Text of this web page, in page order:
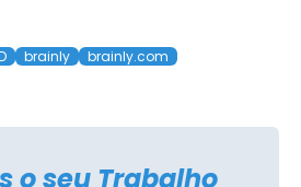
brainly
brainly.com
o seu Trabalho